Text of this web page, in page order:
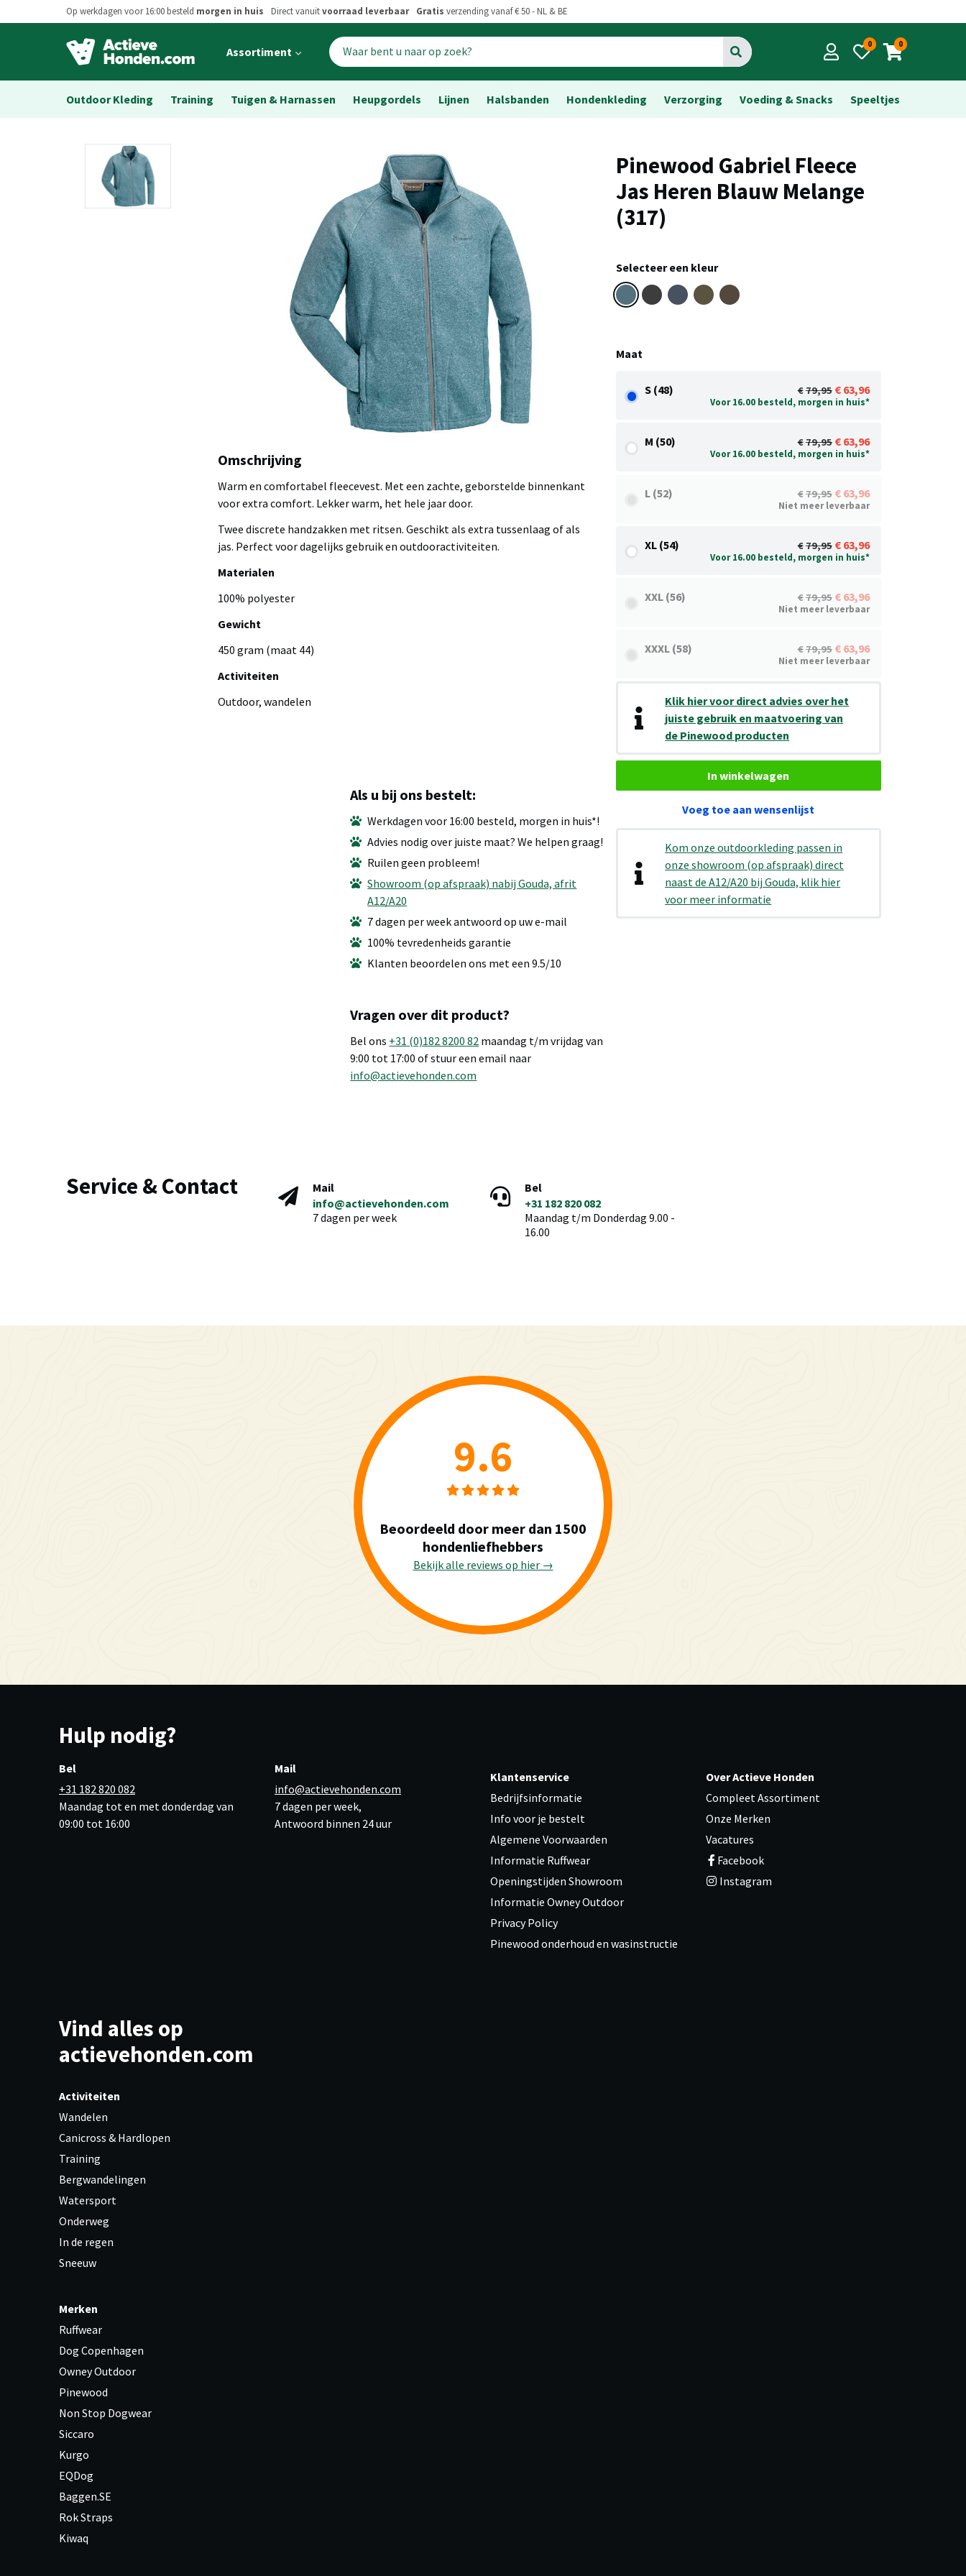
Op werkdagen voor 16:00 besteld morgen in huis Direct vanuitvoorraad leverbaar Gratis verzending vanaf € 50 - NL & BE
Open
menu
Assortiment Go 0 0
Outdoor Kleding Training Tuigen & Harnassen Heupgordels Lijnen Halsbanden Hondenkleding Verzorging Voeding & Snacks Speeltjes
Pinewood Gabriel Fleece
Jas Heren Blauw Melange
(317)
Selecteer een kleur
Maat
S (48) 79,95 63,96
Voor 16.00 besteld, morgen in huis*
M (50) 79,95 63,96
Voor 16.00 besteld, morgen in huis*
L (52) 79,95 63,96
Niet meer leverbaar
XL (54) 79,95 63,96
Voor 16.00 besteld, morgen in huis*
XXL (56) 79,95 63,96
Niet meer leverbaar
XXXL (58) 79,95 63,96
Niet meer leverbaar
Klik hier voor direct advies over het
juiste gebruik en maatvoering van
de Pinewood producten
In winkelwagen
Voeg toe aan wensenlijst
Kom onze outdoorkleding passen in
onze showroom (op afspraak) direct
naast de A12/A20 bij Gouda, klik hier
voor meer informatie
Omschrijving
Warm en comfortabel fleecevest. Met een zachte, geborstelde binnenkant
voor extra comfort. Lekker warm, het hele jaar door.
Twee discrete handzakken met ritsen. Geschikt als extra tussenlaag of als
jas. Perfect voor dagelijks gebruik en outdooractiviteiten.
Materialen
100% polyester
Gewicht
450 gram (maat 44)
Activiteiten
Outdoor, wandelen
Als u bij ons bestelt:
Werkdagen voor 16:00 besteld, morgen in huis*!
Advies nodig over juiste maat? We helpen graag!
Ruilen geen probleem!
Showroom (op afspraak) nabij Gouda, afrit
A12/A20
7 dagen per week antwoord op uw e-mail
100% tevredenheids garantie
Klanten beoordelen ons met een 9.5/10
Vragen over dit product?
Bel ons +31 (0)182 8200 82 maandag t/m vrijdag van
9:00 tot 17:00 of stuur een email naar
info@actievehonden.com
Service & Contact
Mail
info@actievehonden.com
7 dagen per week
Bel
+31 182 820 082
Maandag t/m Donderdag 9.00 -
16.00
9.6
Beoordeeld door meer dan 1500
hondenliefhebbers
Bekijk alle reviews op hier →
Hulp nodig?
Bel
+31 182 820 082
Maandag tot en met donderdag van
09:00 tot 16:00
Mail
info@actievehonden.com
7 dagen per week,
Antwoord binnen 24 uur
Klantenservice
Bedrijfsinformatie
Info voor je bestelt
Algemene Voorwaarden
Informatie Ruffwear
Openingstijden Showroom
Informatie Owney Outdoor
Privacy Policy
Pinewood onderhoud en wasinstructie
Over Actieve Honden
Compleet Assortiment
Onze Merken
Vacatures
Facebook
Instagram
Vind alles op
actievehonden.com
Activiteiten
Wandelen
Canicross & Hardlopen
Training
Bergwandelingen
Watersport
Onderweg
In de regen
Sneeuw
Merken
Ruffwear
Dog Copenhagen
Owney Outdoor
Pinewood
Non Stop Dogwear
Siccaro
Kurgo
EQDog
Baggen.SE
Rok Straps
Kiwaq